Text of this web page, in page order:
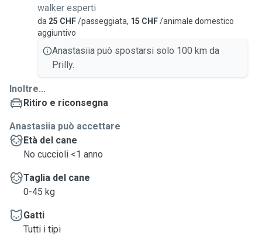
walker esperti
da 25 CHF/passeggiata, 15 CHF/animale domestico
aggiuntivo
Anastasiia può spostarsi solo 100 km da
Prilly.
Inoltre...
Ritiro e riconsegna
Anastasiia può accettare
Età del cane
No cuccioli <1 anno
Taglia del cane
0-45 kg
Gatti
Tutti i tipi